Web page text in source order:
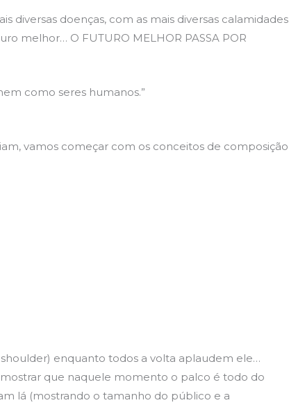
diversas doenças, com as mais diversas calamidades
melhor… O FUTURO MELHOR PASSA POR
como seres humanos.”
vamos começar com os conceitos de composição
enquanto todos a volta aplaudem ele…
que naquele momento o palco é todo do
lá (mostrando o tamanho do público e a